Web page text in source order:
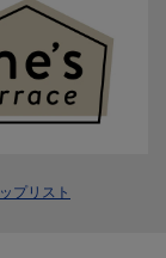
プリスト